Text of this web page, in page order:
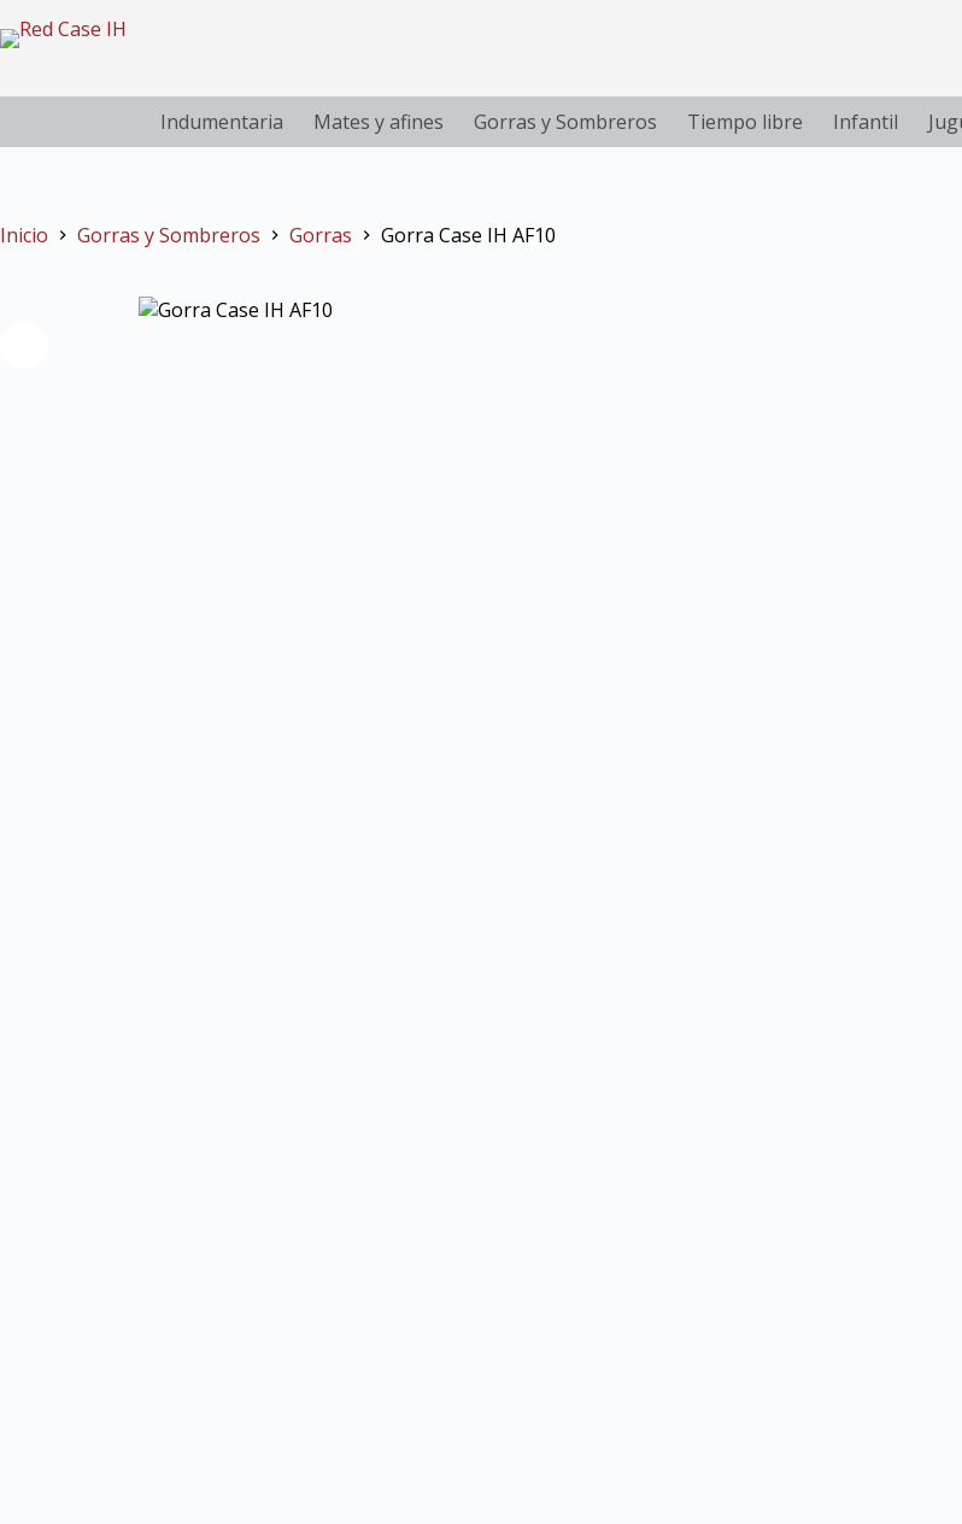
Indumentaria Mates y afines Gorras y Sombreros Tiempo libre Infantil
Inicio Gorras y Sombreros Gorras Gorra Case IH AF10